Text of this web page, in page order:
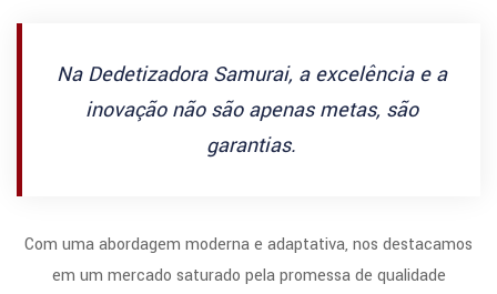
Na Dedetizadora Samurai, a excelência e a
inovação não são apenas metas, são
garantias.
Com uma abordagem moderna e adaptativa, nos destacamos
em um mercado saturado pela promessa de qualidade